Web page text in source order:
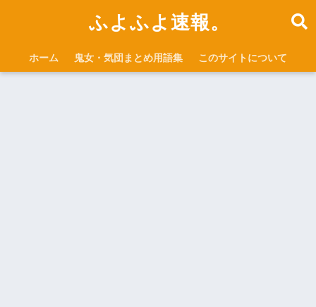
ふよふよ速報。
ホーム 鬼女・気団まとめ用語集 このサイトについて